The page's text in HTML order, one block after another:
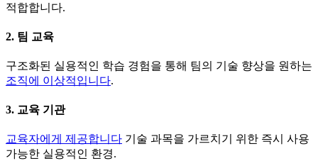
적합합니다.
2. 팀 교육
구조화된 실용적인 학습 경험을 통해 팀의 기술 향상을 원하는
조직에 이상적입니다.
3. 교육 기관
교육자에게 제공합니다 기술 과목을 가르치기 위한 즉시 사용
가능한 실용적인 환경.